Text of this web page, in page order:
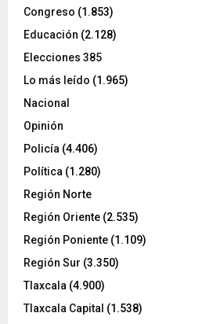
Congreso (1.853)
Educación (2.128)
Elecciones 385
Lo más leído (1.965)
Nacional
Opinión
Policía (4.406)
Política (1.280)
Región Norte
Región Oriente (2.535)
Región Poniente (1.109)
Región Sur (3.350)
Tlaxcala (4.900)
Tlaxcala Capital (1.538)